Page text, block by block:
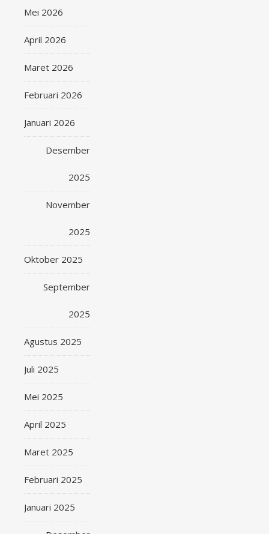
Mei 2026
April 2026
Maret 2026
Februari 2026
Januari 2026
Desember
2025
November
2025
Oktober 2025
September
2025
Agustus 2025
Juli 2025
Mei 2025
April 2025
Maret 2025
Februari 2025
Januari 2025